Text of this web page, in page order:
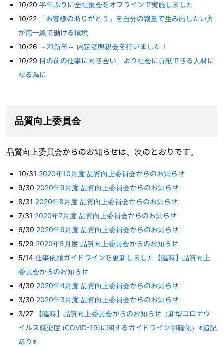
10/20半年ぶりに全社集会をオフラインで実施しました
10/22
「お客様のありがとう」を自分の裁量で生み出したい方
が第一線で働ける環境
10/26 ～21新卒～ 内定者懇親会を行いました！
10/29 目の前の仕事に向き合い、より社会に貢献できる人材に
なる為に
品質向上委員会
品質向上委員会からのお知らせは、次のとおりです。
10/31 2020年10月度 品質向上委員会からのお知らせ
9/30 2020年9月度 品質向上委員会からのお知らせ
8/31 2020年8月度 品質向上委員会からのお知らせ
7/31 2020年7月度 品質向上委員会からのお知らせ
6/30 2020年6月度 品質向上委員会からのお知らせ
5/29 2020年5月度 品質向上委員会からのお知らせ
5/14仕事依頼ガイドラインを更新しました【臨時】品質向上
委員会からのお知らせ
4/30 2020年4月度 品質向上委員会からのお知らせ
3/30 2020年3月度 品質向上委員会からのお知らせ
3/27
【臨時】品質向上委員会からのお知らせ（新型コロナウ
イルス感染症 (COVID-19)に関するガイドライン明確化）※追記
あり※